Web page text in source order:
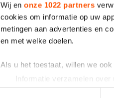
Wij en onze 1022 partners
cookies om informatie op uw
metingen aan advertenties en
en met welke doelen.
Als u het toestaat, willen we ook
Informatie verzamelen
Uw apparaat identificeren